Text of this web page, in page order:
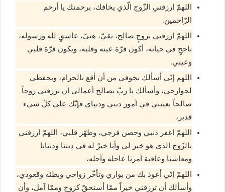
اللهمّ ارزقني الزّوج الّذي يخافك، برحمتك يا أرحم
الرّاحمين.
اللهمّ ارزقني بزوجٍ صالح، تقيّ، هنيّ، عاشقٍ لله ورسوله،
ناجحٍ في حياته، أكون قرّة عينه وقلبه، ويكون قرّة قلبي
وعيني.
اللهم إنّي أسألك بخوفي من أن أقع بالحرام، وبحفظي
لجوارحي، وأسألك يا ربّ بصالح أعمالي أن ترزقني زوجاً
صالحاً يعينني في أمور ديني ودنياي فإنّك على كلّ شيء
قدير،
اللهمّ اغفر ذنبي وحصن فرجي، وطهّر قلبي، اللهمّ ارزقني
بالزّوج الذي هو خير لي وأنا خيرٌ له في ديننا ودنيانا
ومعاشنا وعاقبة أمرنا عاجله وآجله،
اللهمّ إنّي أعوذ بك من بواري وتأخّر زواجي وبطئه وقعودي،
وأسألك أن ترزقني خيراً ممّا أستحقّ كزوج وممّا آمل، وأن